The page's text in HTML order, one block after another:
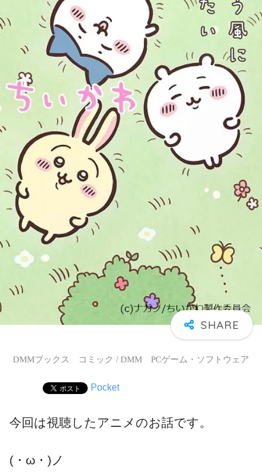
DMMブックス コミック / DMM PCゲーム・ソフトウェア
Pocket
今回は視聴したアニメのお話です。
(・ω・)ノ